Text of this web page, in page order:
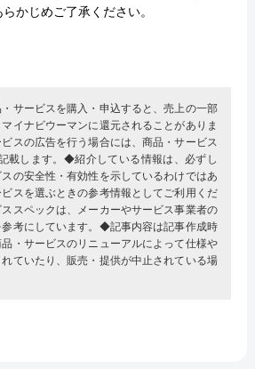
かじめご了承ください。
サービスを購入・申込すると、売上の一部
イナビウーマンに還元されることがありま
スの広告を行う場合には、商品・サービス
載します。◆紹介している情報は、必ずし
の安全性・有効性を示しているわけではあ
スを選ぶときの参考情報としてご利用くだ
スペックは、メーカーやサービス事業者の
考にしています。◆記事内容は記事作成時
・サービスのリニューアルによって仕様や
ていたり、販売・提供が中止されている場